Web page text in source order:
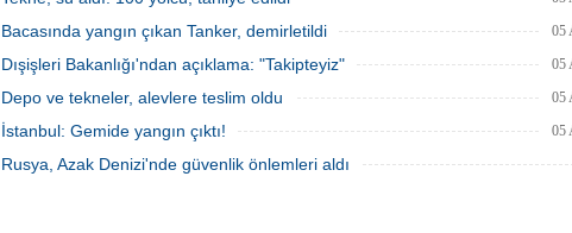
Bacasında yangın çıkan Tanker, demirletildi 05
Dışişleri Bakanlığı'ndan açıklama: "Takipteyiz" 05
Depo ve tekneler, alevlere teslim oldu 05
İstanbul: Gemide yangın çıktı! 05
Rusya, Azak Denizi'nde güvenlik önlemleri aldı